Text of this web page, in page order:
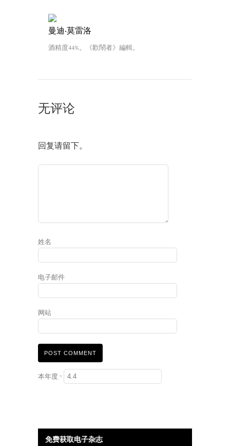
曼迪·莫雷洛
酒精度44%。《歡鬧者》編輯。
无评论
回复请留下。
姓名
电子邮件
网站
本年度 *
免费获取电子杂志